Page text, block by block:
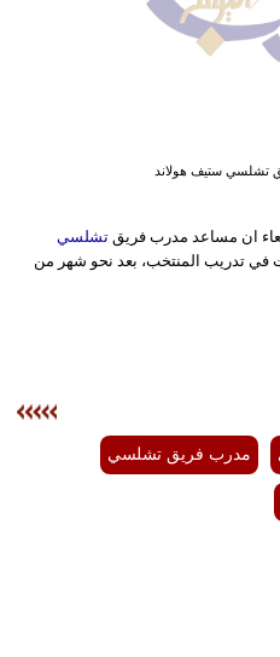
علوم
وتكنولوجيا
تشلسي ستيف هولاند
ان مساعد مدرب فريقتشلسي
في تدريب المنتخب، بعد نحو شهر من
مدرب فريق تشلسي